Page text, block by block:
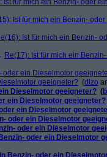
Ist für mich ein Benzin- oder
Ist für mich ein Benzin-
Ist für mich ein Benzin-
Re(17): Ist für mich ein
oder ein Dieselmotor
geeigneter? (dizo
Dieselmotor geeigneter? (
ein Dieselmotor geeigneter?
ein Dieselmotor
oder ein Dieselmotor
oder ein Dieselmotor
oder ein Dieselmotor
Benzin- oder ein